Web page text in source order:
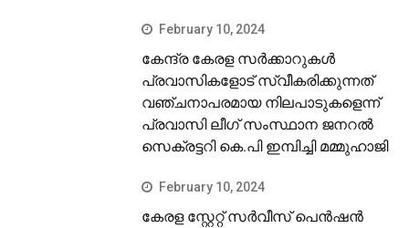
February 10, 2024
കേന്ദ്ര കേരള സര്‍ക്കാറുകള്‍
പ്രവാസികളോട് സ്വീകരിക്കുന്നത്
വഞ്ചനാപരമായ നിലപാടുകളെന്ന്
പ്രവാസി ലീഗ് സംസ്ഥാന ജനറല്‍
സെക്രട്ടറി കെ.പി ഇമ്പിച്ചി മമ്മുഹാജി
February 10, 2024
കേരള സ്റ്റേറ്റ് സര്‍വീസ് പെന്‍ഷന്‍